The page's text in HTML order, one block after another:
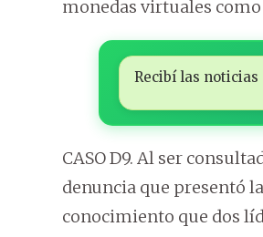
monedas virtuales
Recibí las noticias
CASO D9. Al ser
denuncia que presentó
conocimiento que dos